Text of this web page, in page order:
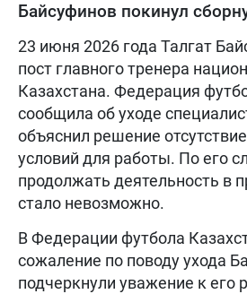
Байсуфинов покинул
23 июня 2026 года Талгат
пост главного тренера
Казахстана. Федерация
сообщила об уходе
объяснил решение
условий для работы. По его
продолжать деятельность в
стало невозможно.
В Федерации футбола
сожаление по поводу ухода
подчеркнули уважение к его